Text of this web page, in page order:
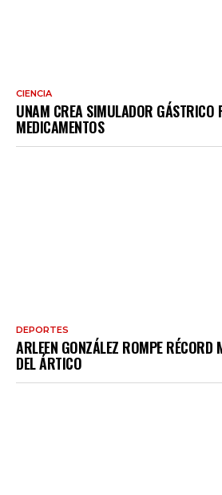
CIENCIA
UNAM CREA SIMULADOR GÁSTRICO
MEDICAMENTOS
DEPORTES
ARLEEN GONZÁLEZ ROMPE RÉCORD
DEL ÁRTICO